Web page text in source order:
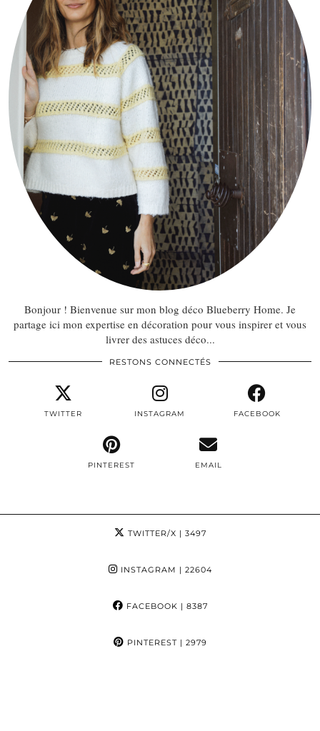
Bonjour ! Bienvenue sur mon blog déco Blueberry Home. Je
partage ici mon expertise en décoration pour vous inspirer et vous
livrer des astuces déco...
RESTONS CONNECTÉS
TWITTER INSTAGRAM FACEBOOK
PINTEREST EMAIL
TWITTER/X | 3497
INSTAGRAM | 22604
FACEBOOK | 8387
PINTEREST| 2979